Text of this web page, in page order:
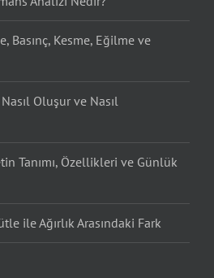
Basınç, Kesme, Eğilme ve
Oluşur ve Nasıl
Tanımı, Özellikleri ve Günlük
ile Ağırlık Arasındaki Fark